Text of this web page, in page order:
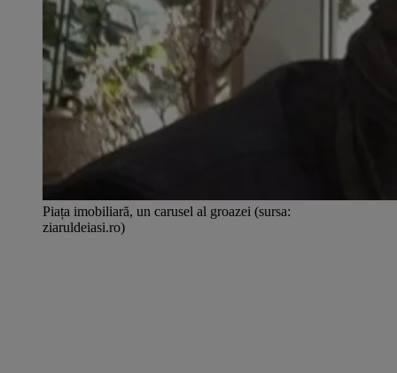
Piața imobiliară, un carusel al groazei (sursa:
ziaruldeiasi.ro)